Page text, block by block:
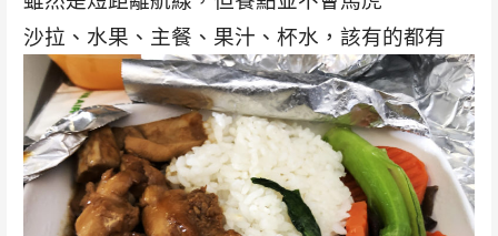
沙拉、水果、主餐、果汁、杯水，該有的都有